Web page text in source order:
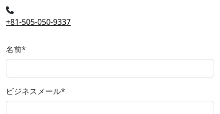
+81-505-050-9337
名前*
ビジネスメール*